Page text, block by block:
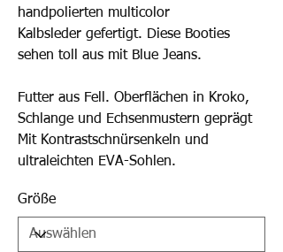
handpolierten multicolor
Kalbsleder gefertigt. Diese Booties
sehen toll aus mit Blue Jeans.
Futter aus Fell. Oberflächen in Kroko,
Schlange und Echsenmustern geprägt
Mit Kontrastschnürsenkeln und
ultraleichten EVA-Sohlen.
Größe